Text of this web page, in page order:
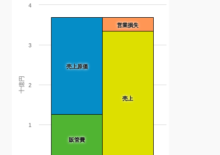
十億円
売上原価
販管費
営業損失
売上
1
2
3
4